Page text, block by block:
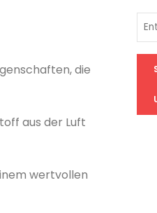
die
aus der Luft
wertvollen